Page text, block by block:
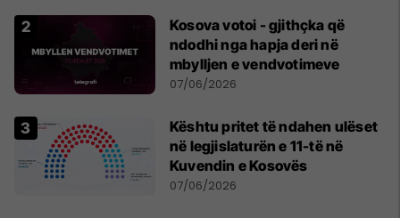
Kosova votoi - gjithçka që
ndodhi nga hapja deri në
mbylljen e vendvotimeve
07/06/2026
Kështu pritet të ndahen ulëset
në legjislaturën e 11-të në
Kuvendin e Kosovës
07/06/2026